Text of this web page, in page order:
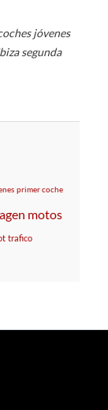
jóvenes
segunda
primer coche
motos
trafico